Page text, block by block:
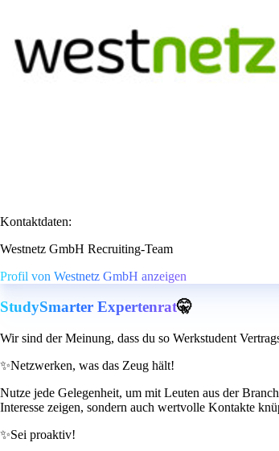
Kontaktdaten:
Westnetz GmbH Recruiting-Team
Profil von Westnetz GmbH anzeigen
StudySmarter Expertenrat🤫
Wir sind der Meinung, dass du so Werkstudent
✨Netzwerken, was das Zeug hält!
Nutze jede Gelegenheit, um mit Leuten aus der
Interesse zeigen, sondern auch wertvolle Kontakte
✨Sei proaktiv!